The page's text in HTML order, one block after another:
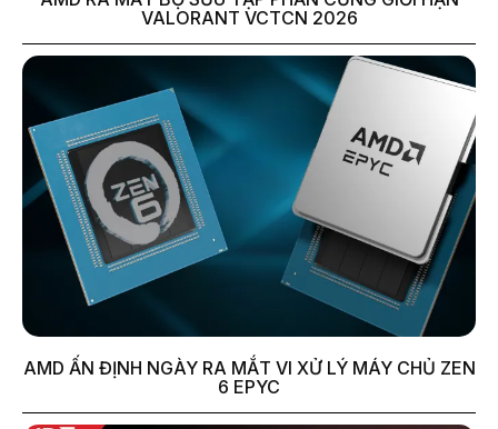
VALORANT VCTCN 2026
AMD ẤN ĐỊNH NGÀY RA MẮT VI XỬ LÝ MÁY CHỦ ZEN
6 EPYC